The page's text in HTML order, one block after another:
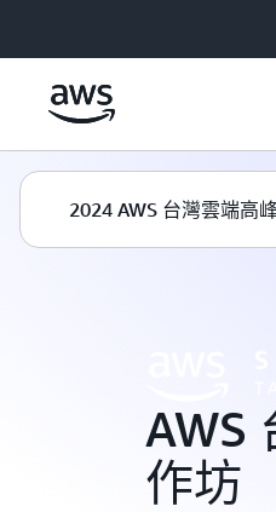
2024 AWS 台灣雲端高
AWS
作坊